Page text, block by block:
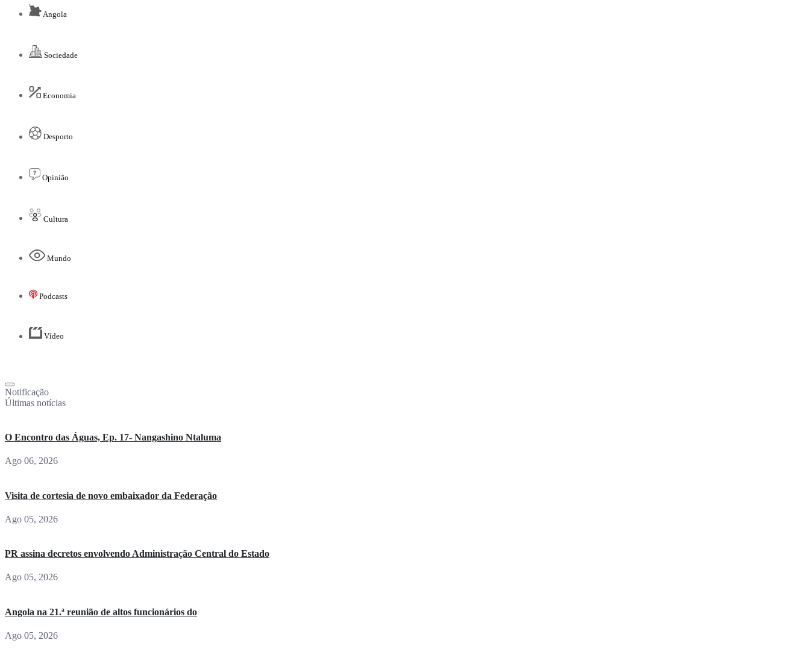
Angola
Sociedade
Economia
Desporto
Opinião
Cultura
Mundo
Podcasts
Vídeo
Notificação
Últimas notícias
O Encontro das Águas, Ep. 17- Nangashino Ntaluma
Ago 06, 2026
Visita de cortesia de novo embaixador da Federação
Ago 05, 2026
PR assina decretos envolvendo Administração Central do Estado
Ago 05, 2026
Angola na 21.ª reunião de altos funcionários do
Ago 05, 2026